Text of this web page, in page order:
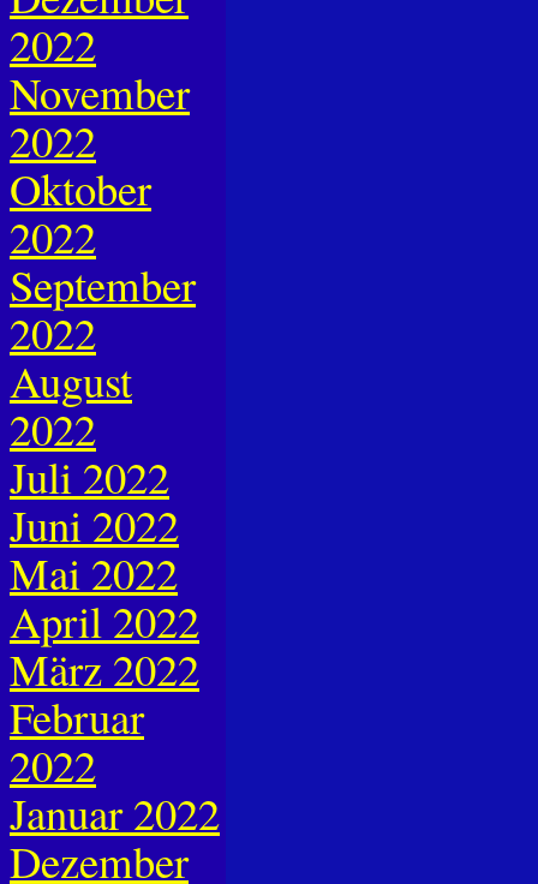
2022
November
2022
Oktober
2022
September
2022
August
2022
Juli 2022
Juni 2022
Mai 2022
April 2022
März 2022
Februar
2022
Januar 2022
Dezember